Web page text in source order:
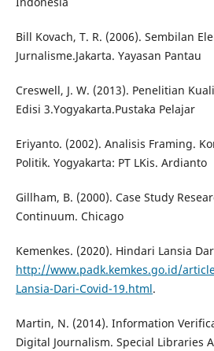
Bill Kovach, T. R. (2006). Sembilan
Jurnalisme.Jakarta. Yayasan Pantau
Creswell, J. W. (2013). Penelitian
Edisi 3.Yogyakarta.Pustaka Pelajar
Eriyanto. (2002). Analisis Framing.
Politik. Yogyakarta: PT LKis. Ardianto
Gillham, B. (2000). Case Study
Continuum. Chicago
Kemenkes. (2020). Hindari Lansia
http://www.padk.kemkes.go.id/
Lansia-Dari-Covid-19.html.
Martin, N. (2014). Information
Digital Journalism. Special Libraries